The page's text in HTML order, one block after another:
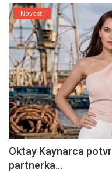
Novosti
Oktay Kaynarca
partnerka...